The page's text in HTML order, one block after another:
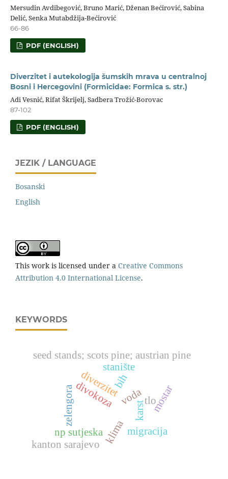
Mersudin Avdibegović, Bruno Marić, Dženan Bećirović, Sabina
Delić, Senka Mutabdžija-Bećirović
66-86
PDF (ENGLISH)
Diverzitet i autekologija šumskih mrava u centralnoj
Bosni i Hercegovini (Formicidae: Formica s. str.)
Adi Vesnić, Rifat Škrijelj, Sadbera Trožić-Borovac
87-102
PDF (ENGLISH)
JEZIK / LANGUAGE
Bosanski
English
This work is licensed under a Creative Commons
Attribution 4.0 International License.
KEYWORDS
stanište
divokoza
zelengora
np sutjeska migracija
seed stands; scots pine; austrian pine
karsttlo
voda
klima
mostar
diverzitet
kanton sarajevo
bih